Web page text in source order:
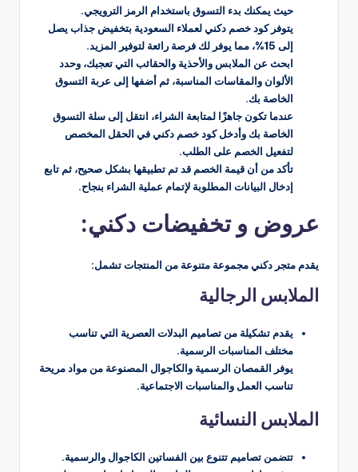
حيث يمكنك بدء التسوق باستخدام الرمز الترويجي.
يتوفر كود خصم دكني لعملاء السعودية بتخفيض جذاب يصل
إلى 15%، مما يوفر لك فرصة رائعة لتوفير المزيد.
ابحث عن الملابس والأحذية والحقائب التي تعجبك، وحدد
الألوان والمقاسات المناسبة، ثم أضفها إلى عربة التسوق
الخاصة بك.
عندما تكون جاهزًا لمتابعة الشراء، انتقل إلى سلة التسوق
الخاصة بك وأدخل كود خصم دكني في الحقل المخصص
لتفعيل الخصم على الطلب.
تأكد من أن قيمة الخصم قد تم تطبيقها بشكل صحيح، ثم تابع
إدخال البيانات المطلوبة لإتمام عملية الشراء بنجاح.
عروض و تخفيضات دكني:
يقدم متجر دكني مجموعة متنوعة من المنتجات تشمل:
الملابس الرجالية
يقدم تشكيلة من تصاميم البدلات العصرية التي تناسب
مختلف المناسبات الرسمية.
يوفر القمصان الرسمية والكاجوال المصنوعة من مواد مريحة
تناسب العمل والمناسبات الاجتماعية.
الملابس النسائية
تتضمن تصاميم تتنوع بين الفساتين الكاجوال والرسمية.